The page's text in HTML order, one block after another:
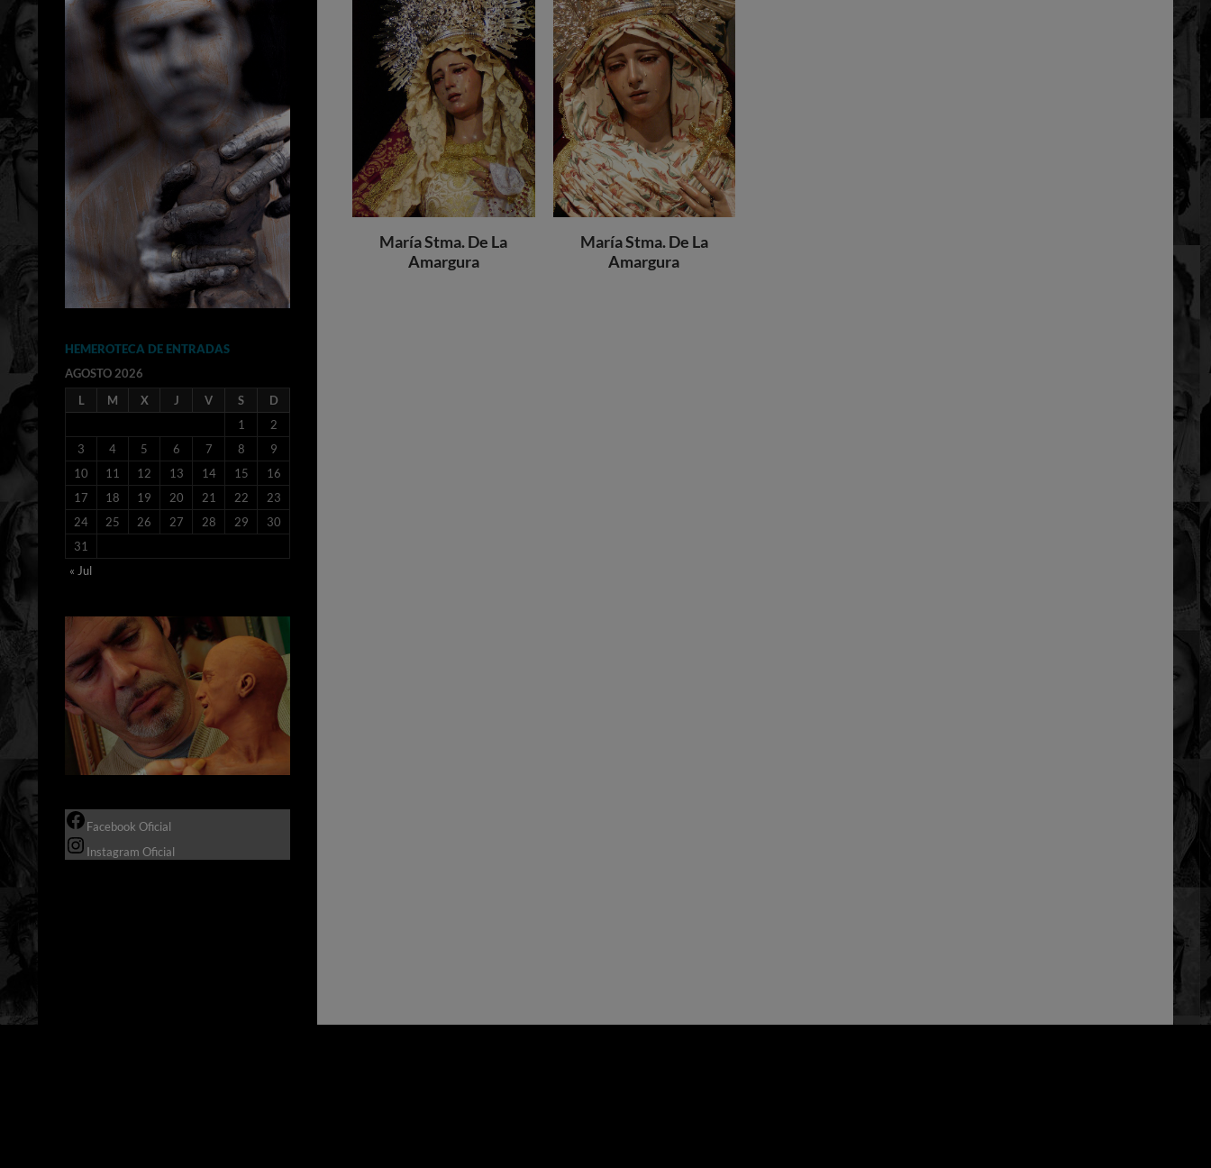
María Stma. De La
Amargura
María Stma. De La
Amargura
HEMEROTECA DE ENTRADAS
AGOSTO 2026
L
M X J V S
D
1
2
3
4 5 6 7 8
9
10
11 12 13 14 15
16
17
18 19 20 21 22
23
24
25 26 27 28 29
30
31
« Jul
Facebook Oficial
Instagram Oficial